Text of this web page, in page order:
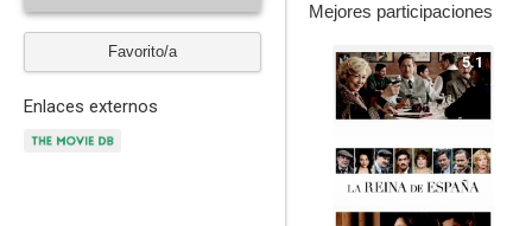
Favorito/a
Enlaces externos
Mejores participaciones
5.1